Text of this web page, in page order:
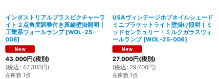
インダストリアルブラスピクチャーラ
イト２点角度調整付き真鍮壁掛照明｜
工業系ウォールランプ [WOL-25-
008]
43,000円(税別)
(税込 : 47,300円)
在庫数 1点
USAヴィンテージホブネイルシェード
ミニブラケットライト壁掛け照明｜ミ
ッドセンチュリー・ミルクガラスウォ
ールランプ [WOL-25-006]
27,000円(税別)
(税込 : 29,700円)
在庫数 1点